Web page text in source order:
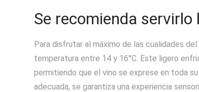
Se recomienda
Para disfrutar al máximo de las cualidades
temperatura entre 14 y 16°C. Este ligero
permitiendo que el vino se exprese en toda
adecuada, se garantiza una experiencia